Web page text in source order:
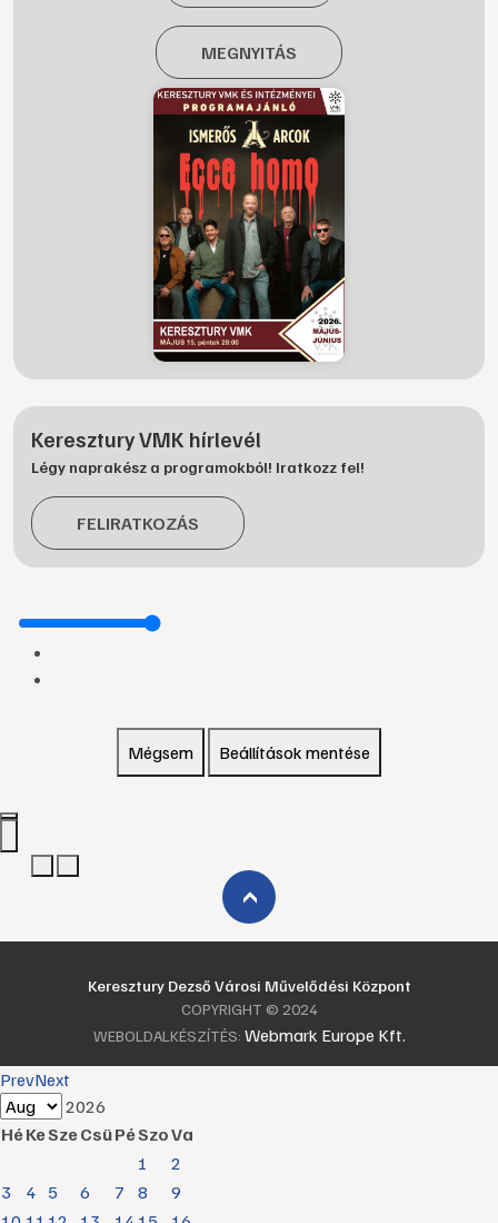
MEGNYITÁS
Keresztury VMK hírlevél
Légy naprakész a programokból! Iratkozz fel!
FELIRATKOZÁS
Mégsem Beállítások mentése
›
Keresztury Dezső Városi Művelődési Központ
COPYRIGHT © 2024
WEBOLDALKÉSZÍTÉS: Webmark Europe Kft.
PrevNext
2026
HéKeSzeCsüPéSzoVa
1
2
3
4 5 6 7 8
9